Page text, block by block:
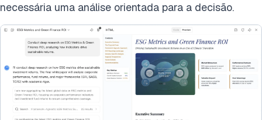
necessária uma análise orientada para a decisão.